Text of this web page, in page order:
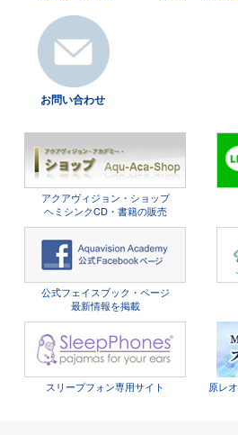
お問い合わせ
アクアヴィジョン・ショップ
ヘミシンクCD・書籍の販売
公式フェイスブック・ページ
最新情報を掲載
スリープフォン専用サイト
原レ